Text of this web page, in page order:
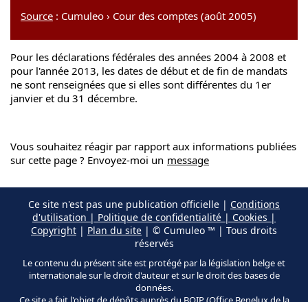
Source : Cumuleo › Cour des comptes (août 2005)
Pour les déclarations fédérales des années 2004 à 2008 et
pour l'année 2013, les dates de début et de fin de mandats
ne sont renseignées que si elles sont différentes du 1er
janvier et du 31 décembre.
Vous souhaitez réagir par rapport aux informations publiées
sur cette page ? Envoyez-moi un message
Ce site n'est pas une publication officielle | Conditions
d'utilisation | Politique de confidentialité | Cookies |
Copyright | Plan du site | © Cumuleo ™ | Tous droits
réservés
Le contenu du présent site est protégé par la législation belge et
internationale sur le droit d'auteur et sur le droit des bases de
données.